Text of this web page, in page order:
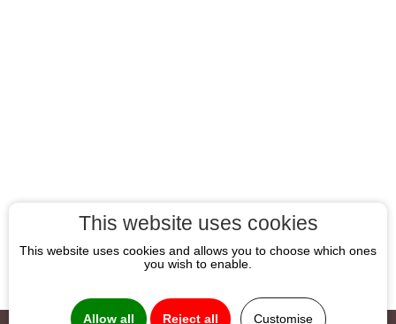
This website uses cookies
This website uses cookies and allows you to choose which ones
you wish to enable.
Allow all Reject all Customise